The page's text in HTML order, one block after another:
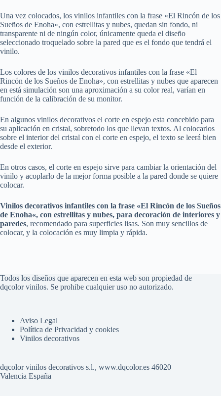
Una vez colocados, los vinilos infantiles con la frase «El Rincón de los
Sueños de Enoha», con estrellitas y nubes, quedan sin fondo, ni
transparente ni de ningún color, únicamente queda el diseño
seleccionado troquelado sobre la pared que es el fondo que tendrá el
vinilo.
Los colores de los vinilos decorativos infantiles con la frase «El
Rincón de los Sueños de Enoha», con estrellitas y nubes que aparecen
en está simulación son una aproximación a su color real, varían en
función de la calibración de su monitor.
En algunos vinilos decorativos el corte en espejo esta concebido para
su aplicación en cristal, sobretodo los que llevan textos. Al colocarlos
sobre el interior del cristal con el corte en espejo, el texto se leerá bien
desde el exterior.
En otros casos, el corte en espejo sirve para cambiar la orientación del
vinilo y acoplarlo de la mejor forma posible a la pared donde se quiere
colocar.
Vinilos decorativos infantiles con la frase «El Rincón de los Sueños
de Enoha«, con estrellitas y nubes, para decoración de interiores y
paredes, recomendado para superficies lisas. Son muy sencillos de
colocar, y la colocación es muy limpia y rápida.
Todos los diseños que aparecen en esta web son propiedad de
dqcolor vinilos. Se prohibe cualquier uso no autorizado.
Aviso Legal
Política de Privacidad y cookies
Vinilos decorativos
dqcolor vinilos decorativos s.l., www.dqcolor.es 46020
Valencia España